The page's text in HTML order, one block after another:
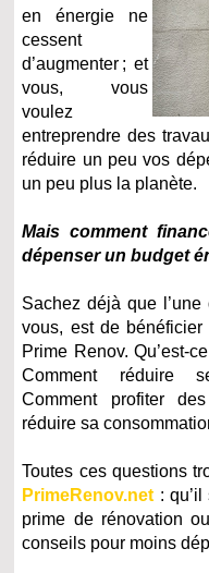
en énergie ne
cessent
d’augmenter ; et
vous, vous
voulez
entreprendre des
réduire un peu vos
un peu plus la planète.
Mais comment
dépenser un budget
Sachez déjà que
vous, est de bénéficier
Prime Renov. Qu’est-
Comment réduire
Comment profiter
réduire sa
Toutes ces questions
PrimeRenov.net :
prime de rénovation
conseils pour moins